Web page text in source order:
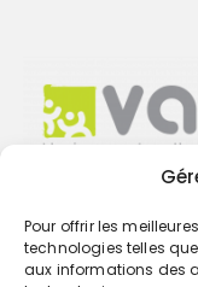
Pour offrir les
technologies telles
aux informations des